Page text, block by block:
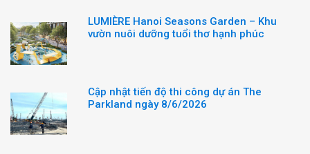
LUMIÈRE Hanoi Seasons Garden – Khu
vườn nuôi dưỡng tuổi thơ hạnh phúc
Cập nhật tiến độ thi công dự án The
Parkland ngày 8/6/2026